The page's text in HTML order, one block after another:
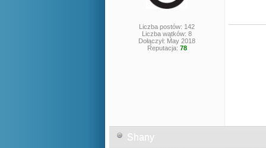
Liczba postów: 142
Liczba wątków: 8
Dołączył: May 2018
Reputacja: 78
Shany